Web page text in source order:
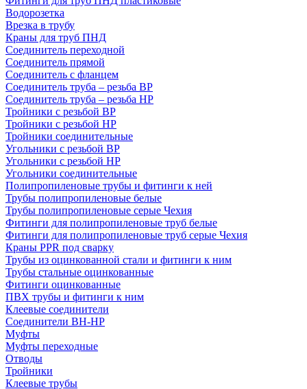
Водорозетка
Врезка в трубу
Краны для труб ПНД
Соединитель переходной
Соединитель прямой
Соединитель с фланцем
Соединитель труба – резьба ВР
Соединитель труба – резьба НР
Тройники с резьбой ВР
Тройники с резьбой НР
Тройники соединительные
Угольники с резьбой ВР
Угольники с резьбой НР
Угольники соединительные
Полипропиленовые трубы и фитинги к ней
Трубы полипропиленовые белые
Трубы полипропиленовые серые Чехия
Фитинги для полипропиленовые труб белые
Фитинги для полипропиленовые труб серые Чехия
Краны PPR под сварку
Трубы из оцинкованной стали и фитинги к ним
Трубы стальные оцинкованные
Фитинги оцинкованные
ПВХ трубы и фитинги к ним
Клеевые соединители
Соединители ВН-НР
Муфты
Муфты переходные
Отводы
Тройники
Клеевые трубы